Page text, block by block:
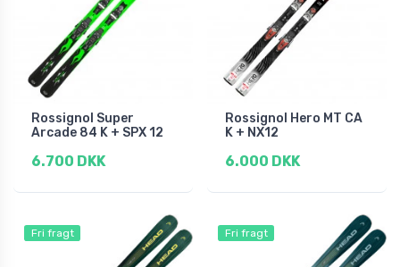
Rossignol Super
Arcade 84 K + SPX 12
6.700 DKK
Rossignol Hero MT CA
K + NX12
6.000 DKK
Fri fragt Fri fragt